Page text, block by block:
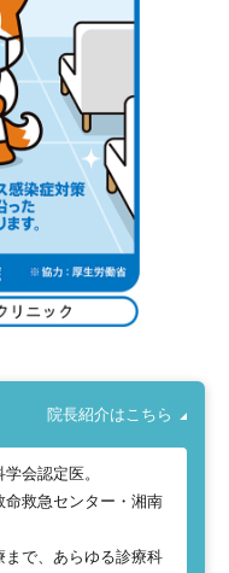
院長紹介はこちら
会認定医。
救急センター・湘南
まで、あらゆる診療科